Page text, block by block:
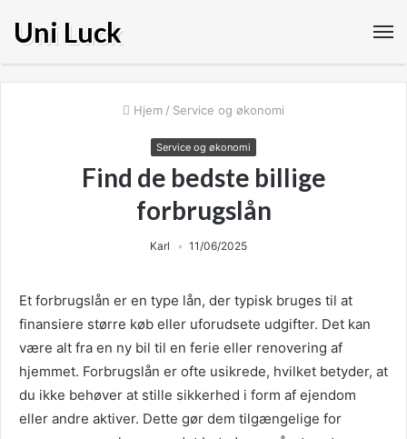
Uni Luck
Hjem / Service og økonomi
Service og økonomi
Find de bedste billige
forbrugslån
Karl 11/06/2025
Et forbrugslån er en type lån, der typisk bruges til at
finansiere større køb eller uforudsete udgifter. Det kan
være alt fra en ny bil til en ferie eller renovering af
hjemmet. Forbrugslån er ofte usikrede, hvilket betyder, at
du ikke behøver at stille sikkerhed i form af ejendom
eller andre aktiver. Dette gør dem tilgængelige for